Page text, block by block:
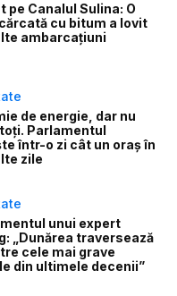
pe Canalul Sulina: O
cu bitum a lovit
ambarcațiuni
de energie, dar nu
Parlamentul
într-o zi cât un oraș în
zile
unui expert
„Dunărea traversează
cele mai grave
din ultimele decenii”